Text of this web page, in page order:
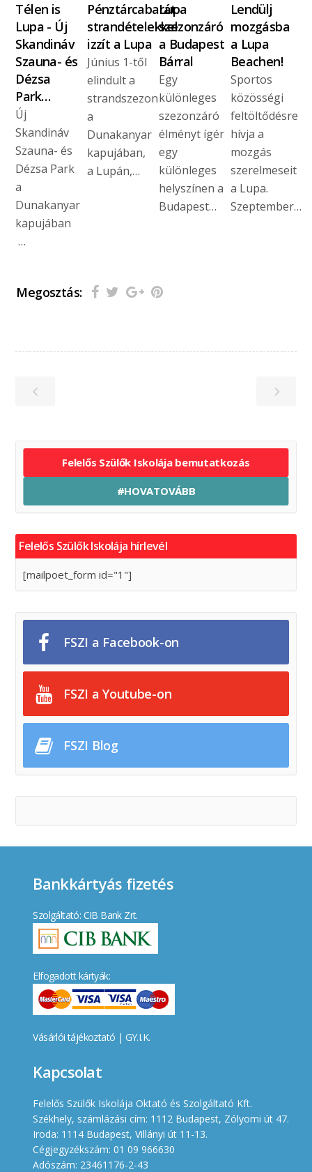
Télen is
Lupa - Új
Skandináv
Szauna- és
Dézsa
Park…
Új
Skandináv
Szauna- és
Dézsa Park
a
Dunakanyar
kapujában
…
Pénztárcabarát
strandételekkel
izzít a Lupa
Június 1-től
elindult a
strandszezon
a
Dunakanyar
kapujában,
a Lupán,…
Lupa
szezonzáró
a Budapest
Bárral
Egy
különleges
szezonzáró
élményt ígér
egy
különleges
helyszínen a
Budapest…
Lendülj
mozgásba
a Lupa
Beachen!
Sportos
közösségi
feltöltődésre
hívja a
mozgás
szerelmeseit
a Lupa.
Szeptember…
Megosztás:
Felelős Szülők Iskolája bemutatkozás
#HOVATOVÁBB
Felelős Szülők Iskolája hírlevél
[mailpoet_form id="1"]
FSZI a Facebook-on
FSZI a Youtube-on
FSZI Blog
Bankkártyás fizetés
Szolgáltató: CIB Bank Zrt.
Elfogadott kártyák:
Vásárlói tájékoztató | GY.I.K.
Kapcsolat
Felelős Szülők Iskolája Oktató és Szolgáltató Kft.
Székhely, számlázási cím: 1112 Budapest, Zólyomi út 47.
Iroda: 1114 Budapest, Villányi út 11-13.
Cégjegyzékszám: 01 09 966630
Adószám: 23461176-2-43